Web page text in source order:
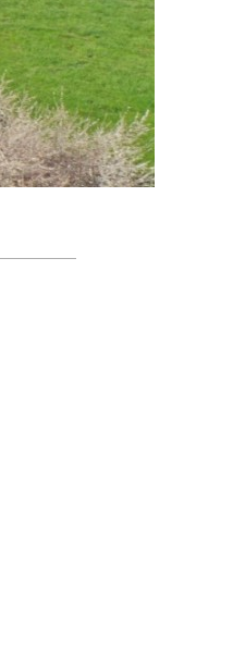
Agenda
Nieuwsbrief
De FPG